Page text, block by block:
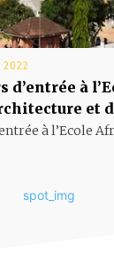
2022
d’entrée à
et
à l’Ecole